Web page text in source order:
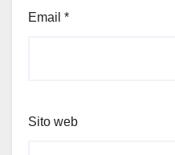
Email *
Sito web